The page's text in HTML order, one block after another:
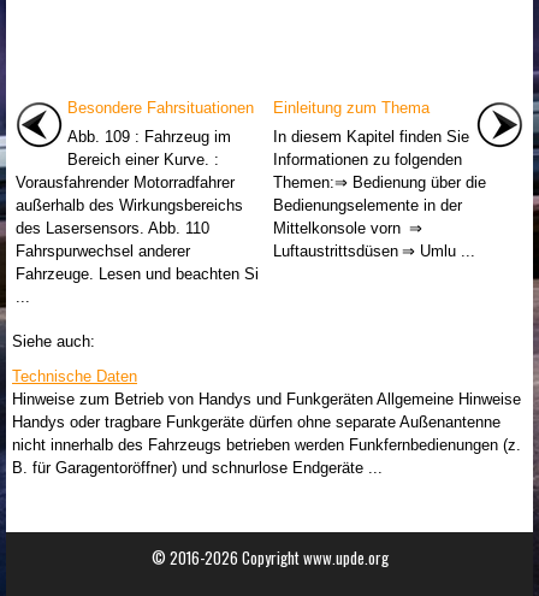
Besondere Fahrsituationen
Abb. 109 : Fahrzeug im
Bereich einer Kurve. :
Vorausfahrender Motorradfahrer
außerhalb des Wirkungsbereichs
des Lasersensors. Abb. 110
Fahrspurwechsel anderer
Fahrzeuge. Lesen und beachten Si
...
Einleitung zum Thema
In diesem Kapitel finden Sie
Informationen zu folgenden
Themen:⇒ Bedienung über die
Bedienungselemente in der
Mittelkonsole vorn ⇒
Luftaustrittsdüsen ⇒ Umlu ...
Siehe auch:
Technische Daten
Hinweise zum Betrieb von Handys und Funkgeräten Allgemeine Hinweise
Handys oder tragbare Funkgeräte dürfen ohne separate Außenantenne
nicht innerhalb des Fahrzeugs betrieben werden Funkfernbedienungen (z.
B. für Garagentoröffner) und schnurlose Endgeräte ...
© 2016-2026 Copyright www.upde.org